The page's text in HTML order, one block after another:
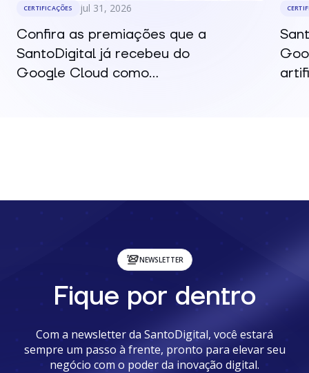
CERTIFICAÇÕES jul 31, 2026
Confira as premiações que a
SantoDigital já recebeu do
Google Cloud como...
NEWSLETTER
Fique por dentro
Com a newsletter da SantoDigital, você estará
sempre um passo à frente, pronto para elevar seu
negócio com o poder da inovação digital.